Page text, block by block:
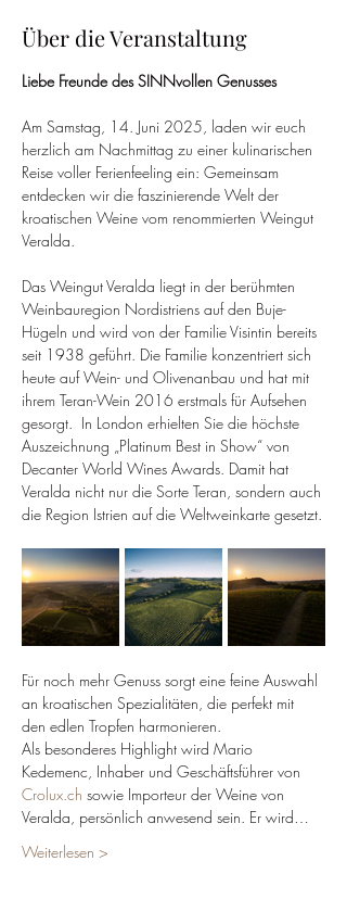
Über die Veranstaltung
Liebe Freunde des SINNvollen Genusses
Am Samstag, 14. Juni 2025, laden wir euch
herzlich am Nachmittag zu einer kulinarischen
Reise voller Ferienfeeling ein: Gemeinsam
entdecken wir die faszinierende Welt der
kroatischen Weine vom renommierten Weingut
Veralda.
Das Weingut Veralda liegt in der berühmten
Weinbauregion Nordistriens auf den Buje-
Hügeln und wird von der Familie Visintin bereits
seit 1938 geführt. Die Familie konzentriert sich
heute auf Wein- und Olivenanbau und hat mit
ihrem Teran-Wein 2016 erstmals für Aufsehen
gesorgt. In London erhielten Sie die höchste
Auszeichnung „Platinum Best in Show“ von
Decanter World Wines Awards. Damit hat
Veralda nicht nur die Sorte Teran, sondern auch
die Region Istrien auf die Weltweinkarte gesetzt.
Für noch mehr Genuss sorgt eine feine Auswahl
an kroatischen Spezialitäten, die perfekt mit
den edlen Tropfen harmonieren.
Als besonderes Highlight wird Mario
Kedemenc, Inhaber und Geschäftsführer von
Crolux.ch sowie Importeur der Weine von
Veralda, persönlich anwesend sein. Er wird…
Weiterlesen >